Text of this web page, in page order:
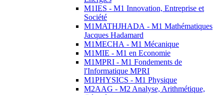
M1IES - M1 Innovation, Entreprise et
Société
M1MATHJHADA - M1 Mathématiques
Jacques Hadamard
M1MECHA - M1 Mécanique
M1MIE - M1 en Economie
M1MPRI - M1 Fondements de
l'Informatique MPRI
M1PHYSICS - M1 Physique
M2AAG - M2 Analyse, Arithmétique,